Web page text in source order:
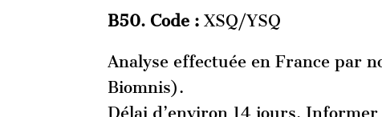
B50. Code : XSQ/YSQ
Analyse effectuée en France par
Biomnis).
Délai d’environ 14 jours.